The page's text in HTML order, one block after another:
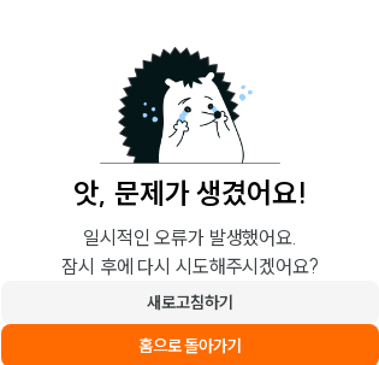
앗, 문제가 생겼어요!
일시적인 오류가 발생했어요.
잠시 후에 다시 시도해주시겠어요?
새로고침하기
홈으로 돌아가기